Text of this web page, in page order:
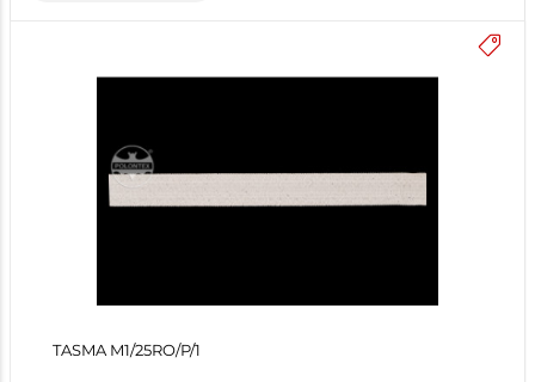
TASMA M1/25RO/P/1